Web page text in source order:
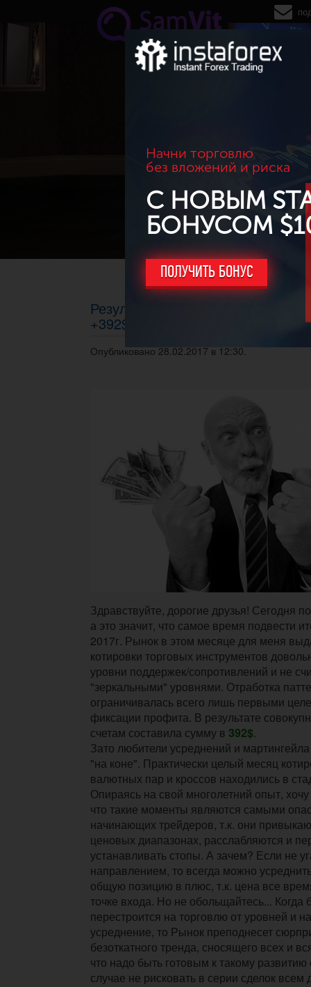
Перейти к основному содержанию
Начни торговлю
без вложений и риска
С НОВЫМ
БОНУСОМ
ПОЛУЧИТЬ БОНУС
Результаты торговли за
+392$
Опубликовано 28.02.2017 в 12:30.
Здравствуйте, дорогие друзья! Сегодня
а это значит, что самое время подвести
2017г. Рынок в этом месяце для меня
котировки торговых инструментов
уровни поддержек/сопротивлений и не
"зеркальными" уровнями. Отработка
ограничивалась всего лишь первыми
фиксации профита. В результате
счетам составила сумму в 392$.
Зато любители усреднений и
"на коне". Практически целый месяц
валютных пар и кроссов находились в
Опираясь на свой многолетний опыт,
что такие моменты являются самыми
начинающих трейдеров, т.к. они
ценовых диапазонах, расслабляются и
устанавливать стопы. А зачем? Если не
направлением, то всегда можно
общую позицию в плюс, т.к. цена все
точке входа. Но не обольщайтесь... Когда
перестроится на торговлю от уровней и
усреднение, то Рынок преподнесет
безоткатного тренда, сносящего всех и
что надо быть готовым к такому
случае не рисковать в серии сделок всем